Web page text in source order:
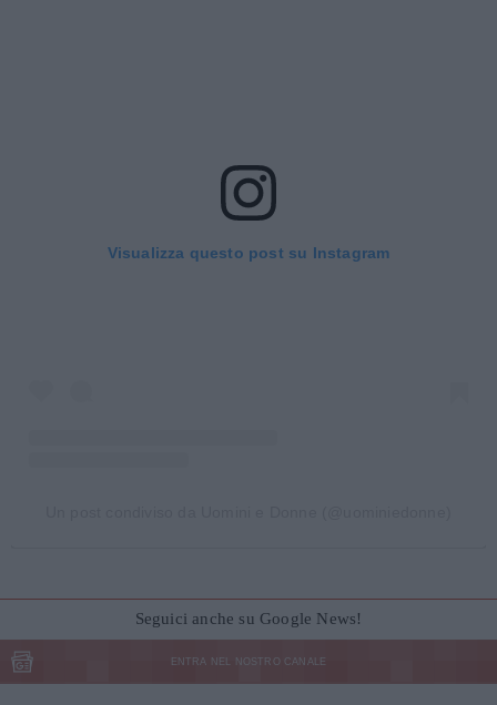
Visualizza questo post su Instagram
Seguici anche su Google News!
ENTRA NEL NOSTRO CANALE